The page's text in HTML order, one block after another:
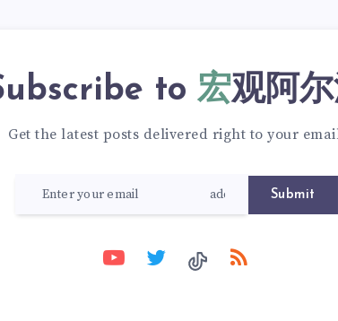
to 宏观阿
Get the latest posts delivered right to your
Submit